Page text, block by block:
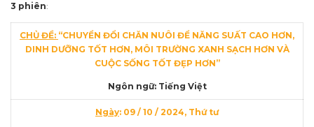
3 phiên:
CHỦ ĐỀ: “CHUYỂN ĐỔI CHĂN NUÔI ĐỂ NĂNG SUẤT CAO HƠN,
DINH DƯỠNG TỐT HƠN, MÔI TRƯỜNG XANH SẠCH HƠN VÀ
CUỘC SỐNG TỐT ĐẸP HƠN”
Ngôn ngữ: Tiếng Việt
Ngày: 09 / 10 / 2024, Thứ tư